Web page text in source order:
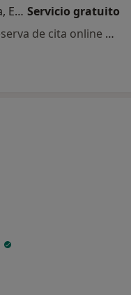
Primera visita Cirugía Plástica, Estética y Reparadora Servicio gratuito
Este especialista no ofrece reserva de cita online en esta dirección.